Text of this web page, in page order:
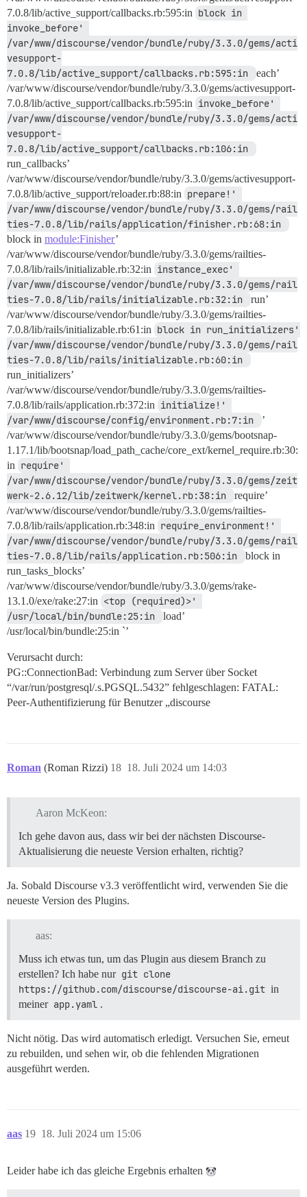
7.0.8/lib/active_support/callbacks.rb:595:in block in
invoke_before'
/var/www/discourse/vendor/bundle/ruby/3.3.0/gems/acti
vesupport-
7.0.8/lib/active_support/callbacks.rb:595:in
each’
/var/www/discourse/vendor/bundle/ruby/3.3.0/gems/activesupport-
7.0.8/lib/active_support/callbacks.rb:595:in invoke_before'
/var/www/discourse/vendor/bundle/ruby/3.3.0/gems/acti
vesupport-
run_callbacks’
/var/www/discourse/vendor/bundle/ruby/3.3.0/gems/activesupport-
7.0.8/lib/active_support/reloader.rb:88:in prepare!'
/var/www/discourse/vendor/bundle/ruby/3.3.0/gems/rail
block in module:Finisher’
/var/www/discourse/vendor/bundle/ruby/3.3.0/gems/railties-
7.0.8/lib/rails/initializable.rb:32:in instance_exec'
/var/www/discourse/vendor/bundle/ruby/3.3.0/gems/rail
ties-7.0.8/lib/rails/initializable.rb:32:in
run’
/var/www/discourse/vendor/bundle/ruby/3.3.0/gems/railties-
7.0.8/lib/rails/initializable.rb:61:in block in run_initializers'
/var/www/discourse/vendor/bundle/ruby/3.3.0/gems/rail
run_initializers’
/var/www/discourse/vendor/bundle/ruby/3.3.0/gems/railties-
7.0.8/lib/rails/application.rb:372:in initialize!'
/var/www/discourse/config/environment.rb:7:in
’
/var/www/discourse/vendor/bundle/ruby/3.3.0/gems/bootsnap-
1.17.1/lib/bootsnap/load_path_cache/core_ext/kernel_require.rb:30:
in require'
/var/www/discourse/vendor/bundle/ruby/3.3.0/gems/zeit
werk-2.6.12/lib/zeitwerk/kernel.rb:38:in
require’
/var/www/discourse/vendor/bundle/ruby/3.3.0/gems/railties-
7.0.8/lib/rails/application.rb:348:in require_environment!'
/var/www/discourse/vendor/bundle/ruby/3.3.0/gems/rail
ties-7.0.8/lib/rails/application.rb:506:in
block in
run_tasks_blocks’
/var/www/discourse/vendor/bundle/ruby/3.3.0/gems/rake-
13.1.0/exe/rake:27:in <top (required)>'
/usr/local/bin/bundle:25:in
load’
/usr/local/bin/bundle:25:in `’
Verursacht durch:
PG::ConnectionBad: Verbindung zum Server über Socket
“/var/run/postgresql/.s.PGSQL.5432” fehlgeschlagen: FATAL:
Peer-Authentifizierung für Benutzer „discourse
Roman (Roman Rizzi) 18. Juli 2024 um 14:03
18
Aaron McKeon:
Ich gehe davon aus, dass wir bei der nächsten Discourse-
Aktualisierung die neueste Version erhalten, richtig?
Ja. Sobald Discourse v3.3 veröffentlicht wird, verwenden Sie die
neueste Version des Plugins.
aas:
Muss ich etwas tun, um das Plugin aus diesem Branch zu
erstellen? Ich habe nur git clone
https://github.com/discourse/discourse-ai.git in
meiner app.yaml .
Nicht nötig. Das wird automatisch erledigt. Versuchen Sie, erneut
zu rebuilden, und sehen wir, ob die fehlenden Migrationen
ausgeführt werden.
aas 18. Juli 2024 um 15:06
19
Leider habe ich das gleiche Ergebnis erhalten